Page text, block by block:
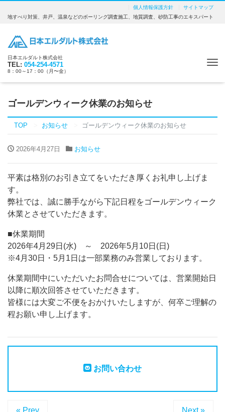
個人情報保護方針
サイトマップ
地すべり対策、井戸、温泉などのボーリング調査施工、地質調査、砂防工事のエキスパート
日本エルダルト株式会社
TEL: 054-254-4571
8：00～17：00（月〜金）
ゴールデンウィーク休業のお知らせ
TOP お知らせ ゴールデンウィーク休業のお知らせ
2026年4月27日 お知らせ
平素は格別のお引き立てをいただき厚くお礼申し上げま
す。
弊社では、誠に勝手ながら下記日程をゴールデンウィーク
休業とさせていただきます。
■休業期間
2026年4月29日(水) ～ 2026年5月10日(日)
※4月30日・5月1日は一部業務のみ営業しております。
休業期間中にいただいたお問合せについては、営業開始日
以降に順次回答させていただきます。
皆様には大変ご不便をおかけいたしますが、何卒ご理解の
程お願い申し上げます。
お問い合わせ
« Prev Next »